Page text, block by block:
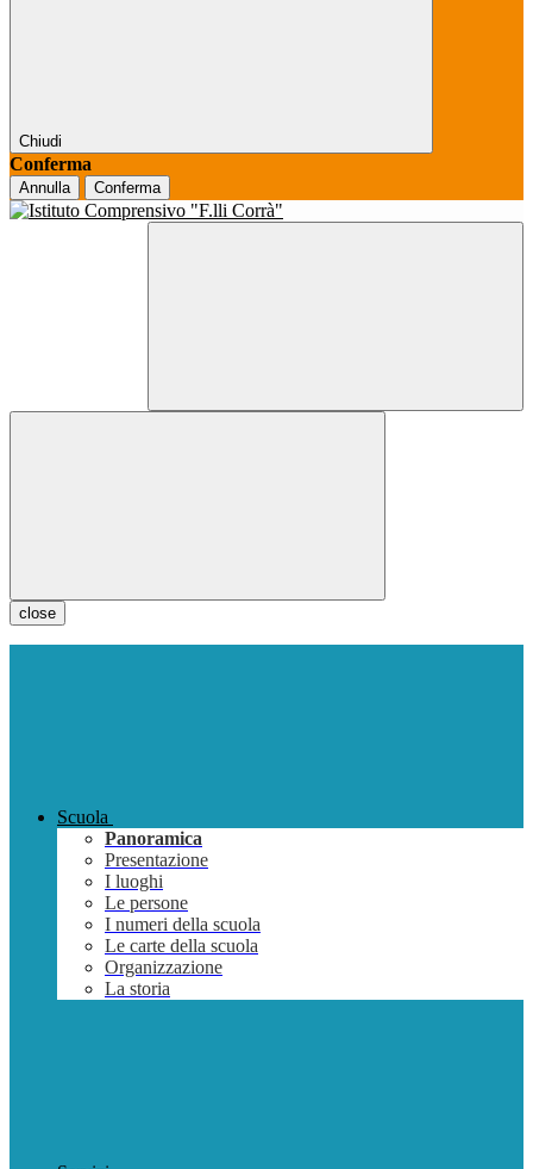
Chiudi
Conferma
Annulla Conferma
close
Scuola
Panoramica
Presentazione
I luoghi
Le persone
I numeri della scuola
Le carte della scuola
Organizzazione
La storia